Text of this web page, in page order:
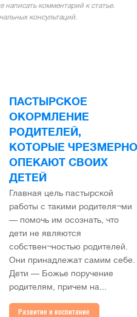
комментарий к статье.
консультаций.
ПАСТЫРСКОЕ
ОКОРМЛЕНИЕ
РОДИТЕЛЕЙ,
КОТОРЫЕ ЧРЕЗМЕРНО
ОПЕКАЮТ СВОИХ
ДЕТЕЙ
Главная цель пастырской
работы с такими родителя¬ми
— помочь им осознать, что
дети не являются
собствен¬ностью родителей.
Они принадлежат самим себе.
Дети — Божье поручение
родителям, причем на...
Развитие и воспитание